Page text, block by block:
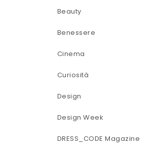
Beauty
Benessere
Cinema
Curiosità
Design
Design Week
DRESS_CODE Magazine